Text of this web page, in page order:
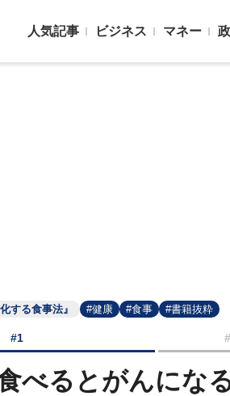
人気記事 ビジネス マネー
する食事法』 #健康 #食事 #書籍抜粋
#1
べるとがんにな